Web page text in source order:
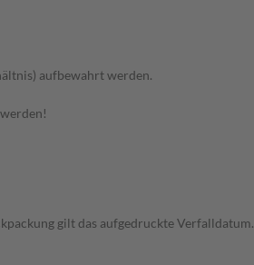
aufbewahrt werden.
gilt das aufgedruckte Verfalldatum.